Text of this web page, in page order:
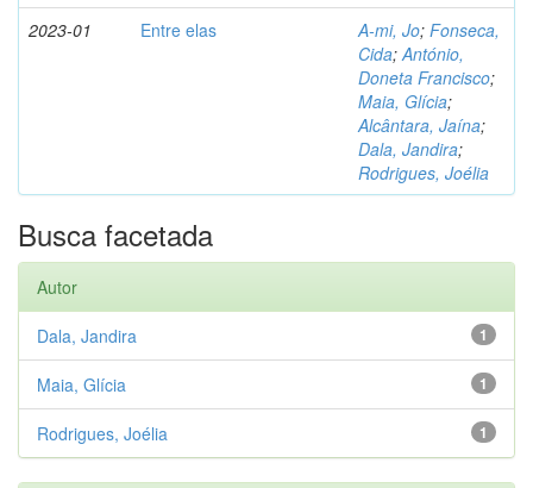
2023-01 Entre elas A-mi, Jo; Fonseca,
Cida;António,
Doneta Francisco;
Maia, Glícia;
Alcântara, Jaína;
Dala, Jandira;
Rodrigues, Joélia
Busca facetada
Autor
1
Dala, Jandira
1
Maia, Glícia
1
Rodrigues, Joélia